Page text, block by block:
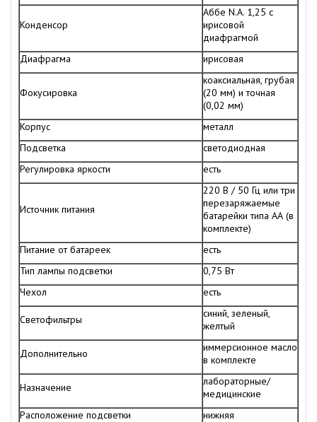
Конденсор
Аббе N.A. 1,25 с
ирисовой
диафрагмой
Диафрагма
ирисовая
Фокусировка
коаксиальная, грубая
(20 мм) и точная
(0,02 мм)
Корпус
металл
Подсветка
светодиодная
Регулировка яркости
есть
Источник питания
220 В / 50 Гц или три
перезаряжаемые
батарейки типа АА (в
комплекте)
Питание от батареек
есть
Тип лампы подсветки
0,75 Вт
Чехол
есть
Светофильтры
синий, зеленый,
желтый
Дополнительно
иммерсионное масло
в комплекте
Назначение
лабораторные/
медицинские
Расположение подсветки
нижняя